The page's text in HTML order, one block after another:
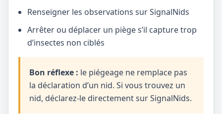
Renseigner les observations sur SignalNids
Arrêter ou déplacer un piège s’il capture trop
d’insectes non ciblés
Bon réflexe : le piégeage ne remplace pas
la déclaration d’un nid. Si vous trouvez un
nid, déclarez-le directement sur SignalNids.